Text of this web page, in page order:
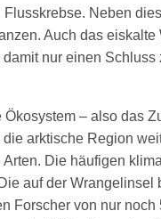
Neben
Auch das
nur einen
– also das
arktische Region
Die häufigen
auf der
Forscher von nur